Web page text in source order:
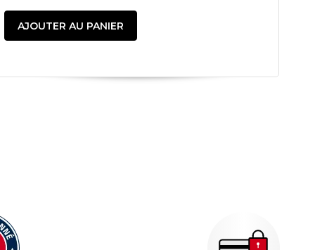
AJOUTER AU PANIER